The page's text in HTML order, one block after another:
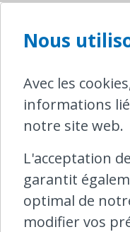
librement
jusqu’au
responsable
son
dans les
trajet.
Nous
Avec les
informations
notre site web.
L'acceptation
garantit
optimal de
modifier vos